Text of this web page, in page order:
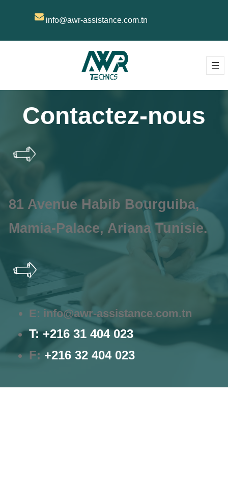
info@awr-assistance.com.tn
Contactez-nous
81 Avenue Habib Bourguiba,
Mamia-Palace, Ariana Tunisie.
E: info@awr-assistance.com.tn
T: +216 31 404 023
F: +216 32 404 023